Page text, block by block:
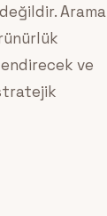
Arama
ve